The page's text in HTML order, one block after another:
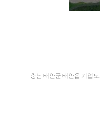
충남 태안군 태안읍 기업